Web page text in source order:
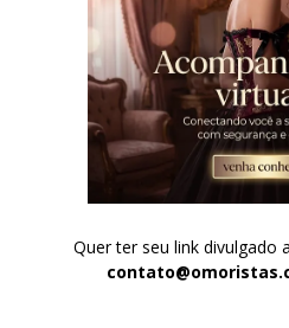
Quer ter seu link divulgado